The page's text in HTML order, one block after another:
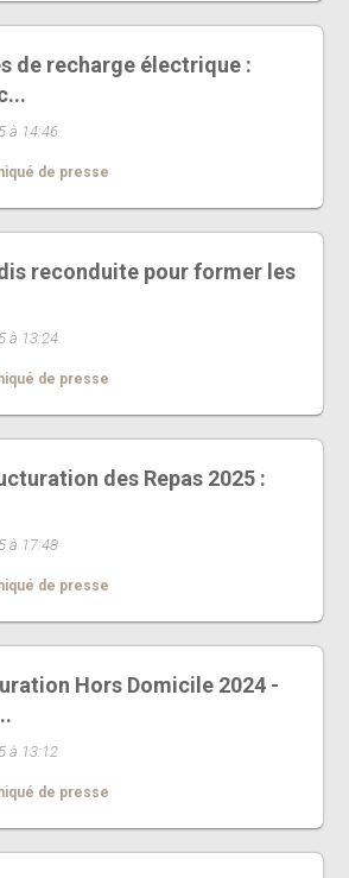
de recharge électrique :
à 14:46
de presse
reconduite pour former les
à 13:24
de presse
des Repas 2025 :
à 17:48
de presse
Hors Domicile 2024 -
à 13:12
de presse